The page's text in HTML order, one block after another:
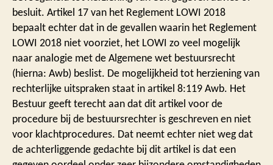
besluit. Artikel 17 van het Reglement LOWI 2018
bepaalt echter dat in de gevallen waarin het Reglement
LOWI 2018 niet voorziet, het LOWI zo veel mogelijk
naar analogie met de Algemene wet bestuursrecht
(hierna: Awb) beslist. De mogelijkheid tot herziening van
rechterlijke uitspraken staat in artikel 8:119 Awb. Het
Bestuur geeft terecht aan dat dit artikel voor de
procedure bij de bestuursrechter is geschreven en niet
voor klachtprocedures. Dat neemt echter niet weg dat
de achterliggende gedachte bij dit artikel is dat een